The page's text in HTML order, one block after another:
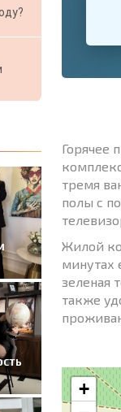
Горячее
тремя
полы с
Жилой
минутах
зеленая
также
+